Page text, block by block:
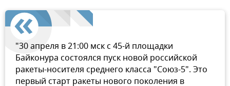
"30 апреля в 21:00 мск с 45-й площадки
Байконура состоялся пуск новой российской
ракеты-носителя среднего класса "Союз-5". Это
первый старт ракеты нового поколения в